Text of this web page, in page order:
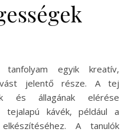
egyik kreatív,
jelentő része. A tej
és állagának elérése
tejalapú kávék, például a
A tanulók